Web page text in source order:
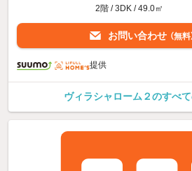
2階 / 3DK / 49.0㎡
お問い合わせ （無料
提供
ヴィラシャローム２のすべ